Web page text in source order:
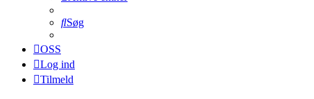
Søg
OSS
Log ind
Tilmeld